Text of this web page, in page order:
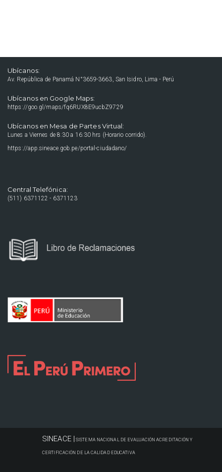
Ubícanos:
Av. República de Panamá N°3659-3663, San Isidro, Lima - Perú
Ubícanos en Google Maps:
https://goo.gl/maps/fq6RUX8E9ucbZ9729
Ubícanos en Mesa de Partes Virtual:
Lunes a Viernes de 8:30 a 16:30 hrs (Horario corrido).
https://app.sineace.gob.pe/portal-ciudadano/
Central Telefónica:
(511) 6371122 - 6371123
SINEACE | SISTEMA NACIONAL DE EVALUACIÓN ACREDITACIÓN Y
CERTIFICACIÓN DE LA CALIDAD EDUCATIVA